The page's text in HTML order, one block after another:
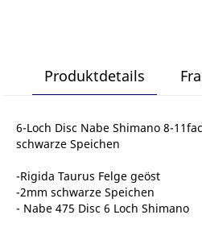
Produktdetails
6-Loch Disc Nabe Shimano 8-
schwarze Speichen
-Rigida Taurus Felge geöst
-2mm schwarze Speichen
- Nabe 475 Disc 6 Loch Shimano